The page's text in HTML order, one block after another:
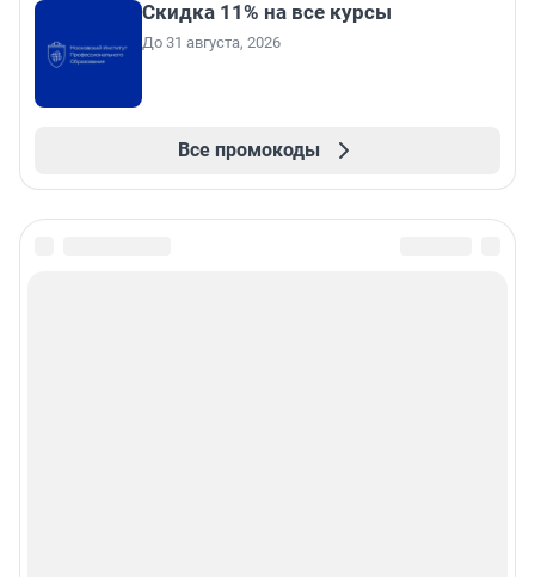
Скидка 11% на все курсы
До 31 августа, 2026
Все промокоды